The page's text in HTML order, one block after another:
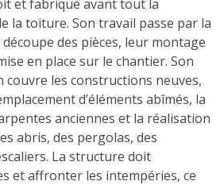
et fabrique avant tout la
la toiture. Son travail passe par la
des pièces, leur montage
en place sur le chantier. Son
couvre les constructions neuves,
d’éléments abîmés, la
anciennes et la réalisation
abris, des pergolas, des
La structure doit
et affronter les intempéries, ce